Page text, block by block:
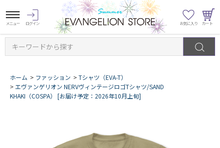
キーワードから探す
ホーム > ファッション > Tシャツ（EVA-T）
> エヴァンゲリオン NERVヴィンテージロゴTシャツ/SAND
KHAKI（COSPA） [お届け予定：2026年10月上旬]